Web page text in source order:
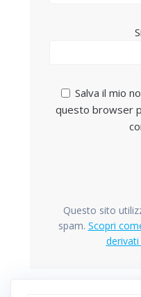
Salva il mio
questo browser
Questo sito
spam. Scopri